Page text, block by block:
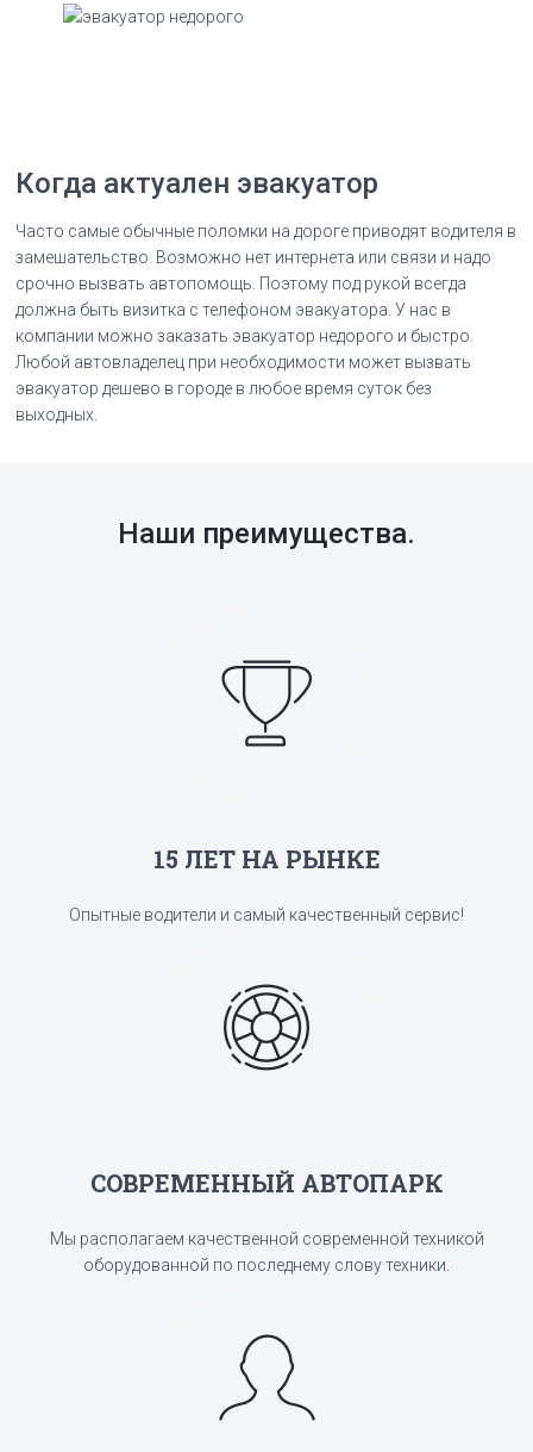
Когда актуален эвакуатор
Часто самые обычные поломки на дороге приводят водителя в
замешательство. Возможно нет интернета или связи и надо
срочно вызвать автопомощь. Поэтому под рукой всегда
должна быть визитка с телефоном эвакуатора. У нас в
компании можно заказать эвакуатор недорого и быстро.
Любой автовладелец при необходимости может вызвать
эвакуатор дешево в городе в любое время суток без
выходных.
Наши преимущества.
15 ЛЕТ НА РЫНКЕ
Опытные водители и самый качественный сервис!
СОВРЕМЕННЫЙ АВТОПАРК
Мы располагаем качественной современной техникой
оборудованной по последнему слову техники.